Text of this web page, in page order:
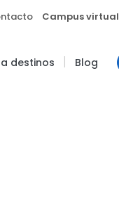
Campus virtual
destinos | Blog